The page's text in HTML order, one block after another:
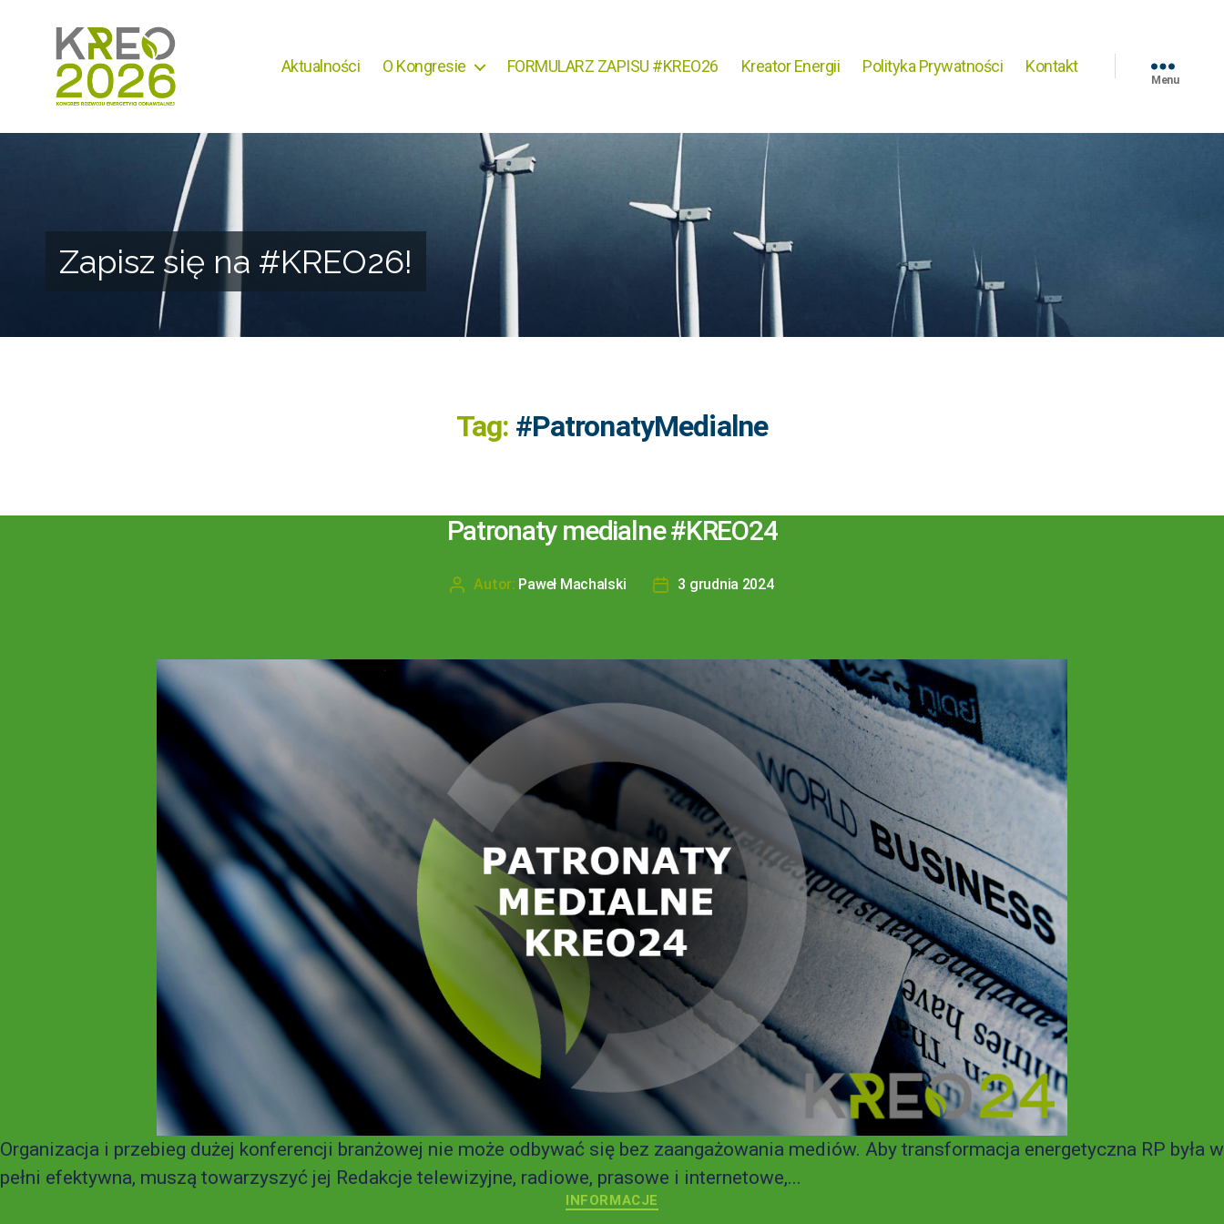
Aktualności O Kongresie FORMULARZ ZAPISU #KREO26 Kreator Energii Polityka Prywatności Kontakt
Menu
Zapisz się na #KREO26!
Tag: #PatronatyMedialne
Patronaty medialne #KREO24
Autor: Paweł Machalski 3 grudnia 2024
Organizacja i przebieg dużej konferencji branżowej nie może odbywać się bez zaangażowania mediów. Aby transformacja energetyczna RP była w
pełni efektywna, muszą towarzyszyć jej Redakcje telewizyjne, radiowe, prasowe i internetowe,...
INFORMACJE